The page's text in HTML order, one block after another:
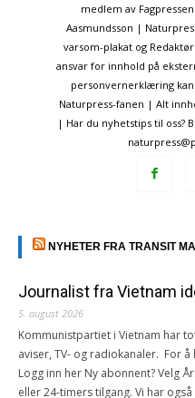
medlem av
Aasmundsson |
varsom-plakat og
ansvar for innhold på
personvernerklæring
Naturpress-fanen | Alt
| Har du nyhetstips til oss?
NYHETER FRA TRANSIT
Journalist fra Vietnam
5. august 2026
Kommunistpartiet i Vietnam har
aviser, TV- og radiokanaler. For
Logg inn her Ny abonnent? Velg
eller 24-timers tilgang. Vi har